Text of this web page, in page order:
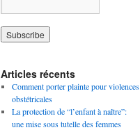
Articles récents
Comment porter plainte pour violences
obstétricales
La protection de “l’enfant à naître”:
une mise sous tutelle des femmes